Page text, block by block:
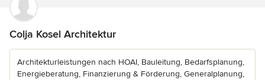
Colja Kosel Architektur
Architekturleistungen nach HOAI, Bauleitung, Bedarfsplanung,
Energieberatung, Finanzierung & Förderung, Generalplanung,